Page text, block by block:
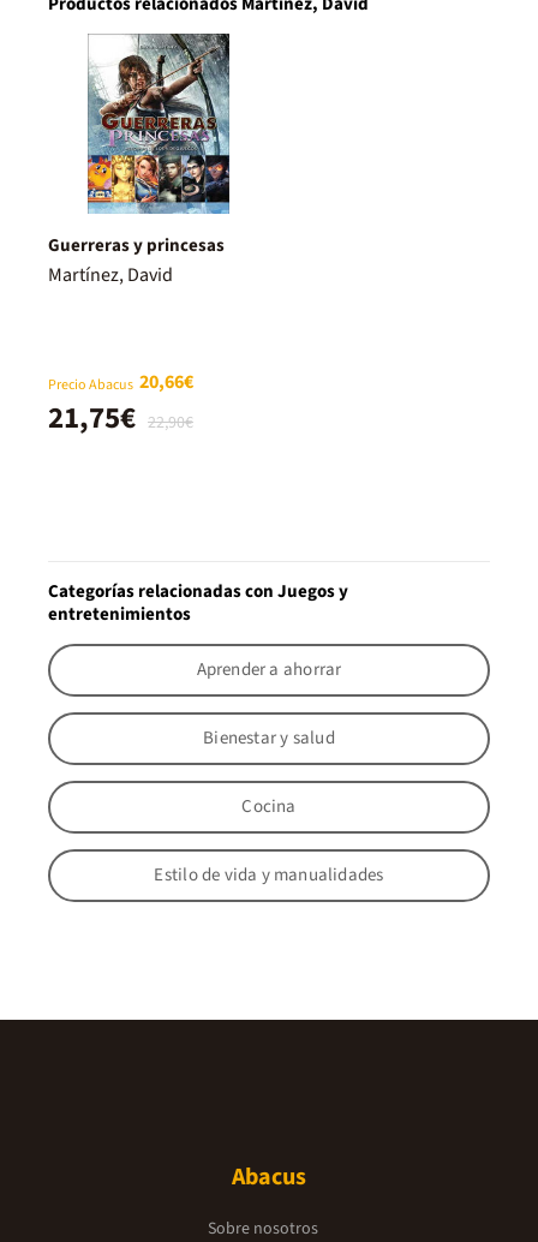
Guerreras y princesas
Martínez, David
Precio Abacus 20,66€
22,90€
21,75€
Categorías relacionadas con Juegos y
entretenimientos
Aprender a ahorrar
Bienestar y salud
Cocina
Estilo de vida y manualidades
Abacus
Sobre nosotros